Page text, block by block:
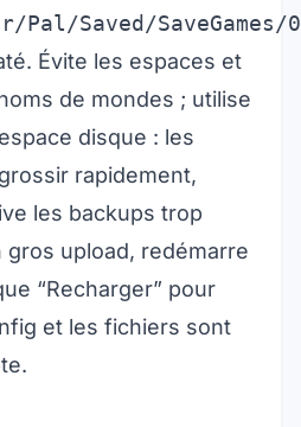
Saved/SaveGames/0/
Évite les espaces et
de mondes ; utilise
disque : les
rapidement,
les backups trop
gros upload, redémarre
“Recharger” pour
et les fichiers sont